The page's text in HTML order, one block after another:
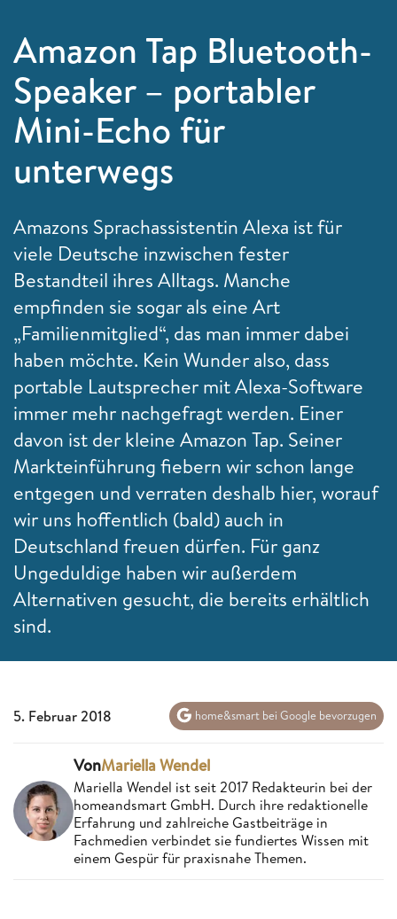
Amazon Tap Bluetooth-
Speaker – portabler
Mini-Echo für
unterwegs
Amazons Sprachassistentin Alexa ist für
viele Deutsche inzwischen fester
Bestandteil ihres Alltags. Manche
empfinden sie sogar als eine Art
„Familienmitglied“, das man immer dabei
haben möchte. Kein Wunder also, dass
portable Lautsprecher mit Alexa-Software
immer mehr nachgefragt werden. Einer
davon ist der kleine Amazon Tap. Seiner
Markteinführung fiebern wir schon lange
entgegen und verraten deshalb hier, worauf
wir uns hoffentlich (bald) auch in
Deutschland freuen dürfen. Für ganz
Ungeduldige haben wir außerdem
Alternativen gesucht, die bereits erhältlich
sind.
5. Februar 2018 home&smart bei Google bevorzugen
VonMariella Wendel
Mariella Wendel ist seit 2017 Redakteurin bei der
homeandsmart GmbH. Durch ihre redaktionelle
Erfahrung und zahlreiche Gastbeiträge in
Fachmedien verbindet sie fundiertes Wissen mit
einem Gespür für praxisnahe Themen.